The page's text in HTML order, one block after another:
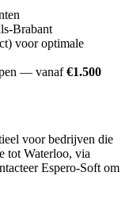
Brabant
voor optimale
— vanaf€1.500
voor bedrijven die
tot Waterloo, via
Espero-Soft om